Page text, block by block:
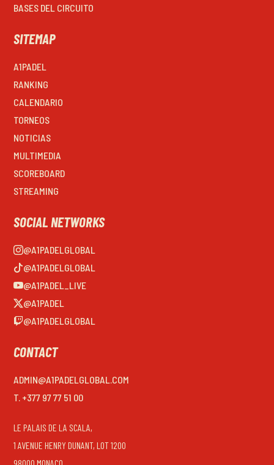
BASES DEL CIRCUITO
SITEMAP
A1PADEL
RANKING
CALENDARIO
TORNEOS
NOTICIAS
MULTIMEDIA
SCOREBOARD
STREAMING
SOCIAL NETWORKS
@A1PADELGLOBAL
@A1PADELGLOBAL
@A1PADEL_LIVE
@A1PADEL
@A1PADELGLOBAL
CONTACT
ADMIN@A1PADELGLOBAL.COM
T. +377 97 77 51 00
LE PALAIS DE LA SCALA,
1 AVENUE HENRY DUNANT, LOT 1200